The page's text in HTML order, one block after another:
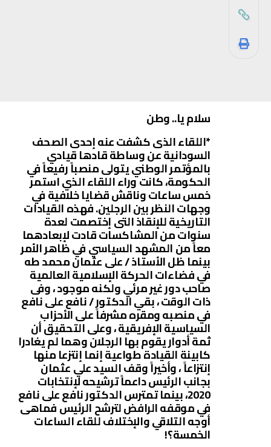
سلام يا.. وطن
*اللقاء الذى كشفت عنه إحدى الصحف
السودانية عن وساطة قادها قيادي
بالمؤتمر الوطني يتولى منصباً رفيعاً في
الحكومة، كانت وراء اللقاء الذي استمر
خمس ساعات وناقش قضايا خلافية في
وجهات النظر بين الرجلين. فهذه القيادات
التاريخية للإنقاذ التى إختصمت لعدة
سنوات من المشاكسات قادت لإبعادهما
معاً من المشهد السياسي في ظاهر الأمر
بينما ظل الأستاذ / على عثمان محمد طه
في فضاءات الحركة الإسلامية العالمية
صاحب دور غير مرئي ولكنه موجود ، وفى
ذات الوقت ، بقي الدكتور / نافع على نافع
في منصبه ومقره مشرفاً على الأحزاب
السياسية الإفريقية ، وعلى التحقيق أن
ثمة أدوار يقوم بها الرجلان وهما لم يغادرا
كابينة القيادة طواعية إنما إنتزعا منها
إنتزاعاً ، وأخيراً وقف السيد علي عثمان
بجانب الرئيس داعماً ترشيحه لإنتخابات
2020، بينما تمترس الدكتور نافع على نافع
في موقفه الرافض لترشح الرئيس فماهى
أوجه التلاقي والإختلاف للقاء الساعات
الخمسة؟!